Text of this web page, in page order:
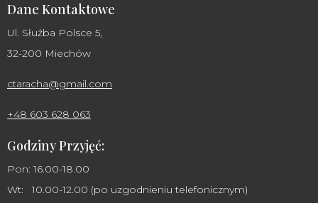
Dane Kontaktowe
Ul. Służba Polsce 5,
32-200 Miechów
ctaracha@gmail.com
+48 603 628 063
Godziny Przyjęć:
Pon: 16.00-18.00
Wt: 10.00-12.00 (po uzgodnieniu telefonicznym)